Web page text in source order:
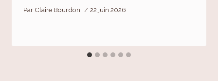
Par Claire Bourdon 22 juin 2026